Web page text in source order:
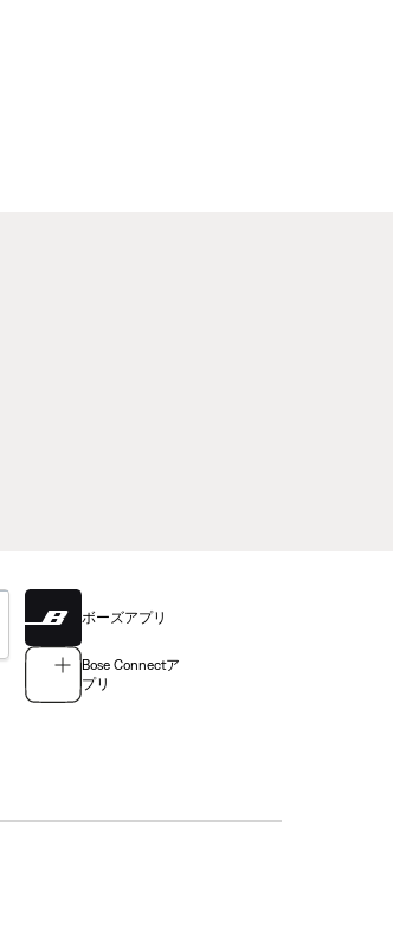
Toggle ボーズアプリ
Bose Connectア
プリ